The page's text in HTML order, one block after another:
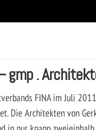
gmp .
FINA im Juli
Die Architekten von